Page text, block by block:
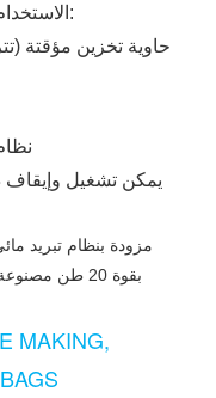
الاستخدام الصناعي الأمثل: مكونات تغليف الثلج:
3.
يمكن تشغيل وإيقاف
MAKING,